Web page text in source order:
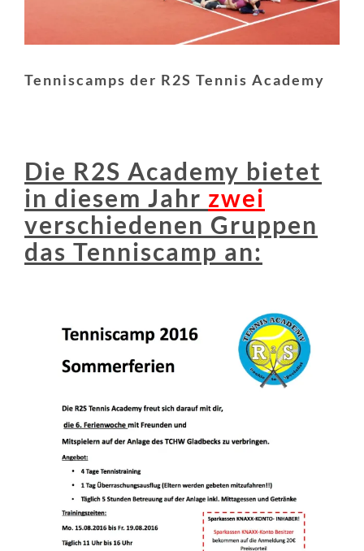
Tenniscamps der R2S Tennis Academy
Die R2S Academy bietet
in diesem Jahr zwei
verschiedenen Gruppen
das Tenniscamp an: